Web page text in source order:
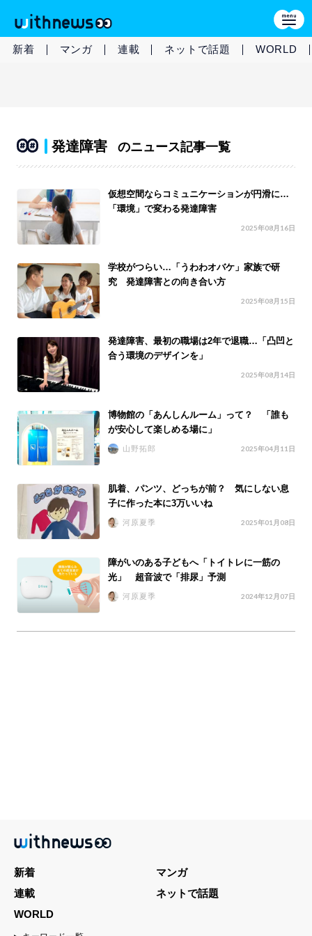
新着 マンガ 連載 ネットで話題 WORLD
発達障害 のニュース記事一覧
仮想空間ならコミュニケーションが円滑に…
「環境」で変わる発達障害
2025年08月16日
学校がつらい…「うわわオバケ」家族で研
究 発達障害との向き合い方
2025年08月15日
発達障害、最初の職場は2年で退職…「凸凹と
合う環境のデザインを」
2025年08月14日
博物館の「あんしんルーム」って？ 「誰も
が安心して楽しめる場に」
山野拓郎 2025年04月11日
肌着、パンツ、どっちが前？ 気にしない息
子に作った本に3万いいね
河原夏季 2025年01月08日
障がいのある子どもへ「トイトレに一筋の
光」 超音波で「排尿」予測
河原夏季 2024年12月07日
新着
マンガ
連載
ネットで話題
WORLD